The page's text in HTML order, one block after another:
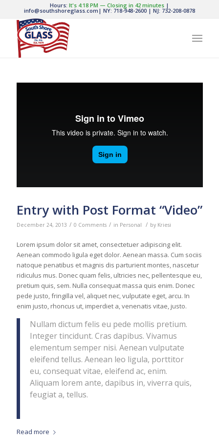
Hours: It's4:18 PM — Closing in 42 minutes|
info@southshoreglass.com | NY: 718-948-2600| NJ: 732-208-0878
Entry with Post Format “Video”
December 24, 2013 / 0 Comments / in Personal / by Kriesi
Lorem ipsum dolor sit amet, consectetuer adipiscing elit.
Aenean commodo ligula eget dolor. Aenean massa. Cum sociis
natoque penatibus et magnis dis parturient montes, nascetur
ridiculus mus. Donec quam felis, ultricies nec, pellentesque eu,
pretium quis, sem. Nulla consequat massa quis enim. Donec
pede justo, fringilla vel, aliquet nec, vulputate eget, arcu. In
enim justo, rhoncus ut, imperdiet a, venenatis vitae, justo.
Nullam dictum felis eu pede mollis pretium.
Integer tincidunt. Cras dapibus. Vivamus
elementum semper nisi. Aenean vulputate
eleifend tellus. Aenean leo ligula, porttitor
eu, consequat vitae, eleifend ac, enim.
Aliquam lorem ante, dapibus in, viverra quis,
feugiat a, tellus.
Read more